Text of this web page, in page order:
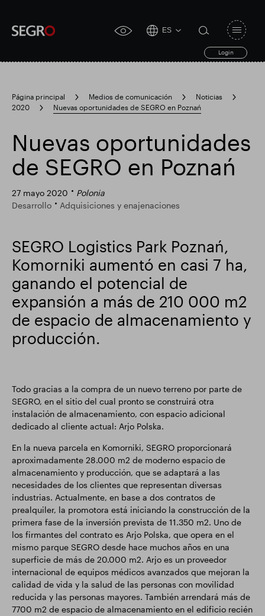
accessibility
ES
Login
search
form
Submit
search
Search
Búsqueda popular
Actualización comercial Parque inteligente
toggle
Página principal Medios de comunicación
Noticias
2020
Nuevas oportunidades de SEGRO en Poznań
Nuevas oportunidades
de SEGRO en Poznań
27 mayo 2020
Polonia
Desarrollo
Adquisiciones y enajenaciones
SEGRO Logistics Park Poznań,
Komorniki aumentó en casi 7 ha,
ganando el potencial de
expansión a más de 210 000 m2
de espacio de almacenamiento y
producción.
Todo gracias a la compra de un nuevo terreno por parte de
SEGRO, en el sitio del cual pronto se construirá otra
instalación de almacenamiento, con espacio adicional
dedicado al cliente actual: Arjo Polska.
En la nueva parcela en Komorniki, SEGRO proporcionará
aproximadamente 28.000 m2 de moderno espacio de
almacenamiento y producción, que se adaptará a las
necesidades de los clientes que representan diversas
industrias. Actualmente, en base a dos contratos de
prealquiler, la promotora está iniciando la construcción de la
primera fase de la inversión prevista de 11.350 m2. Uno de
los firmantes del contrato es Arjo Polska, que opera en el
mismo parque SEGRO desde hace muchos años en una
superficie de más de 20.000 m2. Arjo es un proveedor
internacional de equipos médicos avanzados que mejoran la
calidad de vida y la salud de las personas con movilidad
reducida y las personas mayores. También arrendará más de
7700 m2 de espacio de almacenamiento en el edificio recién